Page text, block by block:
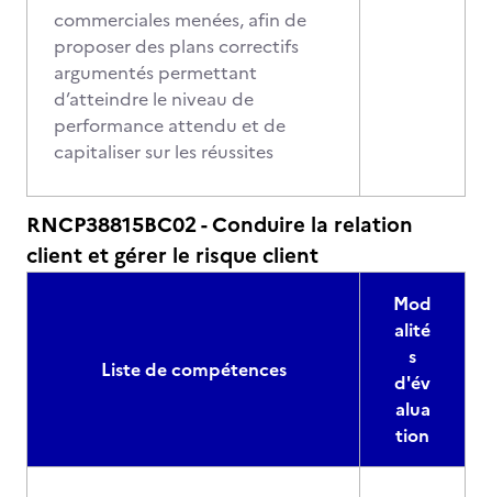
commerciales menées, afin de
proposer des plans correctifs
argumentés permettant
d’atteindre le niveau de
performance attendu et de
capitaliser sur les réussites
RNCP38815BC02 - Conduire la relation
client et gérer le risque client
Liste de compétences
Mod
alité
s
d'év
alua
tion